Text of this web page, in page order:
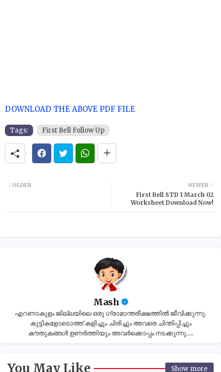
DOWNLOAD THE ABOVE PDF FILE
Tags: First Bell Follow Up
NEWER
First Bell STD 1 March 02
Worksheet Download Now!
OLDER
Mash
എറണാകുളം ജില്ലയിലെ ഒരു ഗ്രാമാന്തരീക്ഷത്തിൽ ജീവിക്കുന്നു.
കുട്ടികളോടൊത്ത് കളിച്ചും ചിരിച്ചും അവരെ ചിന്തിപ്പിച്ചും
കൗതുകങ്ങൾ ഉണർത്തിയും അവർക്കൊപ്പം നടക്കുന്നു.....
You May Like Show more